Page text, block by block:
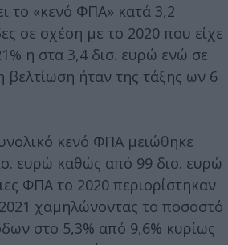
το «κενό ΦΠΑ» κατά 3,2
σε σχέση με το 2020 που είχε
η στα 3,4 δισ. ευρώ ενώ σε
βελτίωση ήταν της τάξης ων 6
κενό ΦΠΑ μειώθηκε
ευρώ καθώς από 99 δισ. ευρώ
ΦΠΑ το 2020 περιορίστηκαν
χαμηλώνοντας το ποσοστό
στο 5,3% από 9,6% κυρίως